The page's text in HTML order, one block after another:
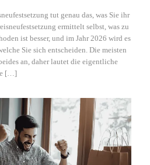
tut genau das, was Sie ihr
ermittelt selbst, was zu
ist besser, und im Jahr 2026 wird es
Sie sich entscheiden. Die meisten
an, daher lautet die eigentliche
[…]